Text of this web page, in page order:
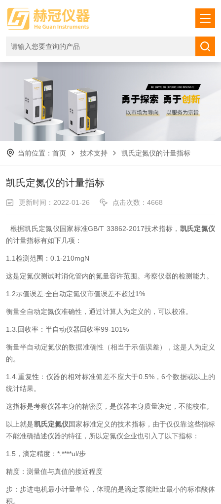
当前位置： 首页 技术支持 凯氏定氮仪的计量指标
凯氏定氮仪的计量指标
更新时间：2022-01-26 点击次数：4668
根据凯氏定氮仪国家标准GB/T 33862-2017技术指标 ， 凯氏定氮仪
的计量指标有如下几项：
1.1检测范围： 0.1-210mgN
这是定氮仪测试时消化管内的氮量容许范围。考察仪器的检测能力。
1.2示值误差:全自动定氮仪市值误差不超过1%
衡量全自动定氮仪准确性，通过计算人为定义的，可以校准。
1.3. 回收率：半自动仪器回收率99-101%
衡量半自动定氮仪的数据准确性（相当于示值误差），这是人为定义
的。
1.4. 重复性：仪器的相对标准偏差不应大于0.5%，6个数据或以上的
统计结果。
这指标是考察仪器本身的精密度，是仪器本身质量决定，不能校准。
以上就是凯氏定氮仪国家标准定义的技术指标，由于仅仅靠这些指标
不能准确描述仪器的特征，所以定氮仪企业也引入了以下指标：
1.5 ，滴定精度： *.****ul/步
精度：测量值与真值的接近程度
步：步进电机最小计量单位，体现的是滴定泵能吐出最小的标准酸体
积。